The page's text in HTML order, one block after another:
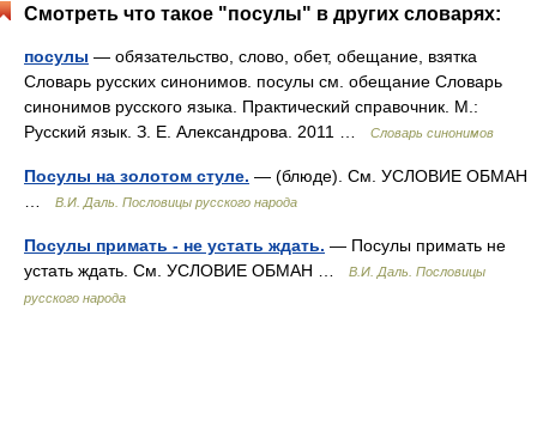
Смотреть что такое "посулы" в других словарях:
посулы — обязательство, слово, обет, обещание, взятка
Словарь русских синонимов. посулы см. обещание Словарь
синонимов русского языка. Практический справочник. М.:
Русский язык. З. Е. Александрова. 2011 …
Словарь синонимов
Посулы на золотом стуле. — (блюде). См. УСЛОВИЕ ОБМАН
В.И. Даль. Пословицы русского народа
Посулы примать - не устать ждать. — Посулы примать не
устать ждать. См. УСЛОВИЕ ОБМАН …
В.И. Даль. Пословицы
русского народа